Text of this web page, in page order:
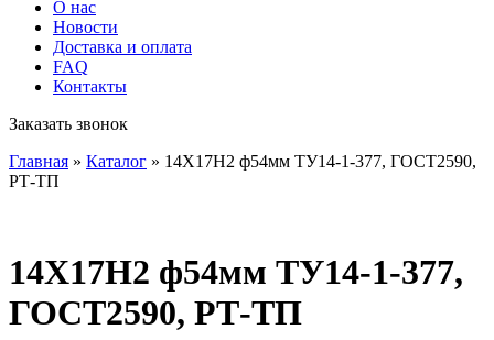
О нас
Новости
Доставка и оплата
FAQ
Контакты
Заказать звонок
Главная » Каталог » 14Х17Н2 ф54мм ТУ14-1-377, ГОСТ2590,
РТ-ТП
14Х17Н2 ф54мм ТУ14-1-377,
ГОСТ2590, РТ-ТП